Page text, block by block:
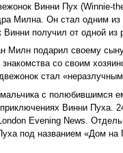
Винни Пух (Winnie-
Милна. Он стал одним из
получил от одной из
Милн подарил своему
со своим
стал
с полюбившимся
Винни Пуха.
Evening News.
под названием «Дом